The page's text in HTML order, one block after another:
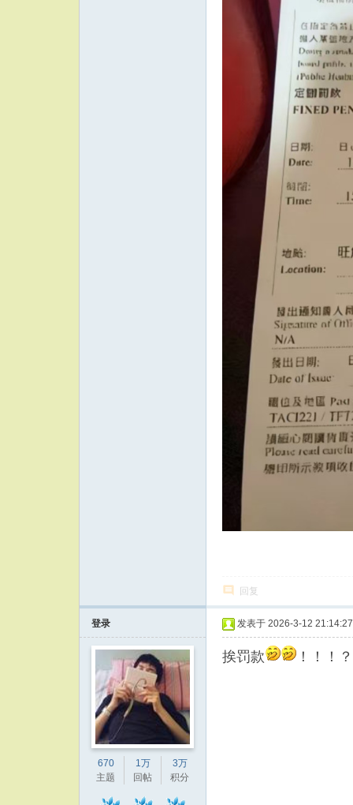
回复
登录
670
主题
1万
回帖
3万
积分
发表于 2026-3-12 21:14:27
挨罚款 ！！！